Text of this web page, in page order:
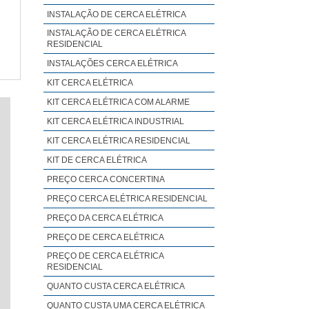
INSTALAÇÃO DE CERCA ELÉTRICA
INSTALAÇÃO DE CERCA ELÉTRICA
RESIDENCIAL
INSTALAÇÕES CERCA ELÉTRICA
KIT CERCA ELÉTRICA
KIT CERCA ELÉTRICA COM ALARME
KIT CERCA ELÉTRICA INDUSTRIAL
KIT CERCA ELÉTRICA RESIDENCIAL
KIT DE CERCA ELÉTRICA
PREÇO CERCA CONCERTINA
PREÇO CERCA ELÉTRICA RESIDENCIAL
PREÇO DA CERCA ELÉTRICA
PREÇO DE CERCA ELÉTRICA
PREÇO DE CERCA ELÉTRICA
RESIDENCIAL
QUANTO CUSTA CERCA ELÉTRICA
QUANTO CUSTA UMA CERCA ELÉTRICA